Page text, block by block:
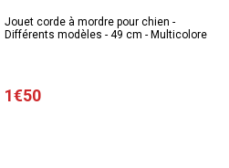
Jouet corde à mordre pour chien -
Différents modèles - 49 cm - Multicolore
1€50